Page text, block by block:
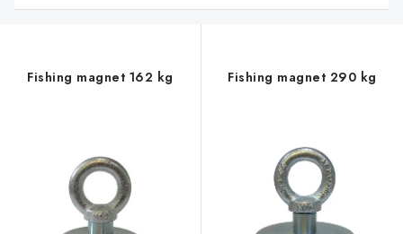
s
Fishing magnet 162 kg Fishing magnet 290 kg